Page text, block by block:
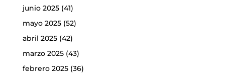
junio 2025(41)
mayo 2025(52)
abril 2025(42)
marzo 2025(43)
febrero 2025(36)